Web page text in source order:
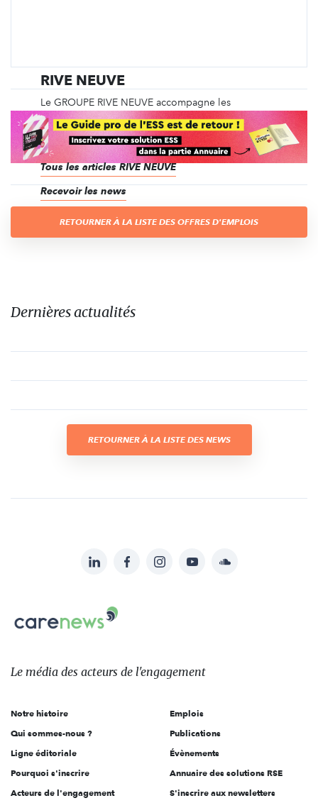
RIVE NEUVE
Le GROUPE RIVE NEUVE accompagne les
entreprises et entrepreneur.e.s qui souhaitent
intégrer la dimension environnementale et sociale
au cœur de leur organisation et de leur stratégie.
Tous les articles RIVE NEUVE
Recevoir les news
RETOURNER À LA LISTE DES OFFRES D'EMPLOIS
Dernières actualités
RETOURNER À LA LISTE DES NEWS
sur:
LinkedInFacebookInstagramYouTubeSoundcloud
Le
des
l'engagement
Le média des acteurs de l'engagement
Notre histoire
Qui sommes-nous ?
Ligne éditoriale
Pourquoi s'inscrire
Acteurs de l'engagement
Emplois
Publications
Évènements
Annuaire des solutions RSE
S'inscrire aux newsletters